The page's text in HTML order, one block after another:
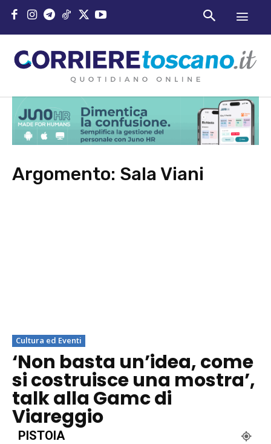
Argomento: Sala Viani
Cultura ed Eventi
‘Non basta un’idea, come
si costruisce una mostra’,
talk alla Gamc di
Viareggio
PISTOIA